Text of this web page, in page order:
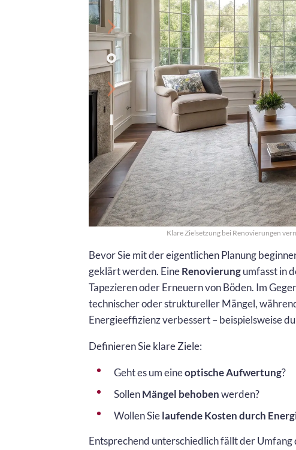
Klare Zielsetzung bei Renovierungen
Bevor Sie mit der eigentlichen Planung
geklärt werden. EineRenovierungumfasst in
Tapezieren oder Erneuern von Böden. Im
technischer oder struktureller Mängel,
Energieeffizienz verbessert – beispielsweise
Definieren Sie klare Ziele:
Geht es um eineoptische Aufwertung?
SollenMängel behobenwerden?
Wollen Sielaufende Kosten durch
Entsprechend unterschiedlich fällt der